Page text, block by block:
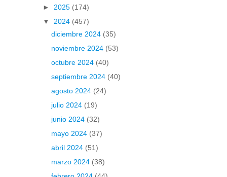
► 2025 (174)
▼ 2024 (457)
diciembre 2024 (35)
noviembre 2024 (53)
octubre 2024 (40)
septiembre 2024 (40)
agosto 2024 (24)
julio 2024 (19)
junio 2024 (32)
mayo 2024 (37)
abril 2024 (51)
marzo 2024 (38)